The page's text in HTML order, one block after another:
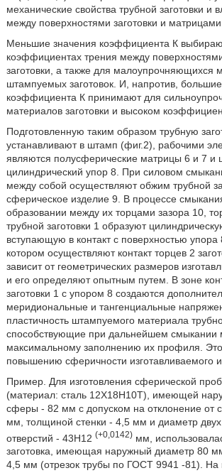
механические свойства трубной заготовки и
между поверхностями заготовки и
Меньшие значения коэффициента К
коэффициентах трения между
заготовки, а также для малоупрочняющихся
штампуемых заготовок. И, напротив,
коэффициента К принимают для
материалов заготовки и высоком
Подготовленную таким образом трубную
устанавливают в штамп (фиг.2), рабочими
являются полусферические матрицы 6 и 7 и
цилиндрический упор 8. При силовом
между собой осуществляют обжим трубной
сферическое изделие 9. В процессе
образовании между их торцами зазора 10,
трубной заготовки 1 образуют
вступающую в контакт с поверхностью упора
котором осуществляют контакт торцев 2
зависит от геометрических размеров
и его определяют опытным путем. В зоне
заготовки 1 с упором 8 создаются
меридиональные и тангенциальные
пластичность штампуемого материала
способствующие при дальнейшем смыкании
максимальному заполнению их профиля.
повышению сферичности изготавливаемого
Пример. Для изготовления сферической
(материал: сталь 12Х18Н10Т), имеющей
сферы - 82 мм с допуском на отклонение от
мм, толщиной стенки - 4,5 мм и диаметр
отверстий - 43Н12 (+0,0142)мм,
заготовка, имеющая наружный диаметр 80
4,5 мм (отрезок трубы по ГОСТ 9941 -81). На